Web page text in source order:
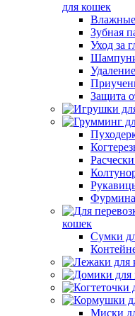
для кошек
Влажные
Зубная
Уход за
Защита
кошек
Сумки
Миски